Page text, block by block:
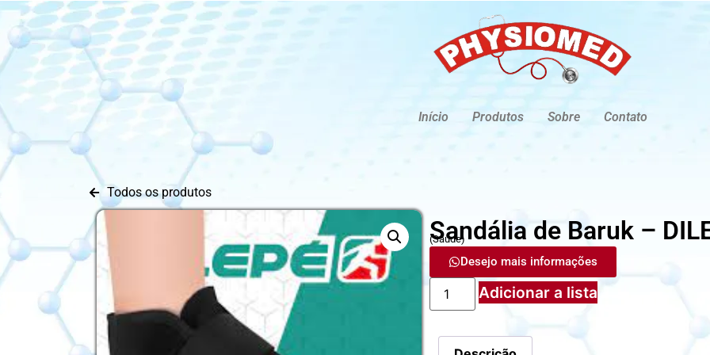
Início Produtos Sobre Contato
Todos os produtos
Sandália de Baruk –
(Saúde)
Desejo mais informações
Adicionar a lista